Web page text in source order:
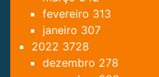
fevereiro 313
janeiro 307
2022 3728
dezembro 278